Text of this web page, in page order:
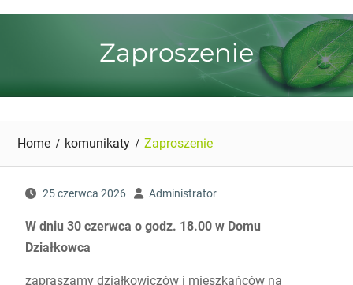
Zaproszenie
Home komunikaty Zaproszenie
25 czerwca 2026 Administrator
W dniu 30 czerwca o godz. 18.00 w Domu
Działkowca
zapraszamy działkowiczów i mieszkańców na